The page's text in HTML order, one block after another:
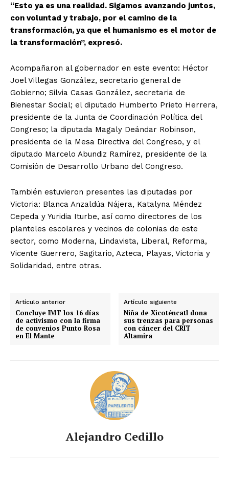
“Esto ya es una realidad. Sigamos avanzando juntos,
con voluntad y trabajo, por el camino de la
transformación, ya que el humanismo es el motor de
la transformación”, expresó.
Acompañaron al gobernador en este evento: Héctor
Joel Villegas González, secretario general de
Gobierno; Silvia Casas González, secretaria de
Bienestar Social; el diputado Humberto Prieto Herrera,
presidente de la Junta de Coordinación Política del
Congreso; la diputada Magaly Deándar Robinson,
presidenta de la Mesa Directiva del Congreso, y el
diputado Marcelo Abundiz Ramírez, presidente de la
Comisión de Desarrollo Urbano del Congreso.
También estuvieron presentes las diputadas por
Victoria: Blanca Anzaldúa Nájera, Katalyna Méndez
Cepeda y Yuridia Iturbe, así como directores de los
planteles escolares y vecinos de colonias de este
sector, como Moderna, Lindavista, Liberal, Reforma,
Vicente Guerrero, Sagitario, Azteca, Playas, Victoria y
Solidaridad, entre otras.
Artículo anterior
Concluye IMT los 16 días
de activismo con la firma
de convenios Punto Rosa
en El Mante
Artículo siguiente
Niña de Xicoténcatl dona
sus trenzas para personas
con cáncer del CRIT
Altamira
Alejandro Cedillo